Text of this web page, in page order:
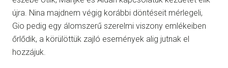
újra. Nina majdnem végig korábbi döntéseit mérlegeli,
Gio pedig egy álomszerű szerelmi viszony emlékeiben
őrlődik, a körülöttük zajló események alig jutnak el
hozzájuk.